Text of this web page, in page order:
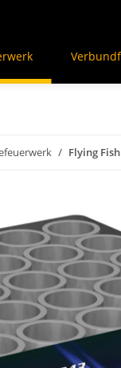
Flying Fish
von
bekommen,
und lade